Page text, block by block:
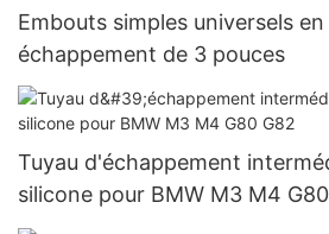
Embouts simples universels
échappement de 3 pouces
Tuyau d'échappement
silicone pour BMW M3 M4